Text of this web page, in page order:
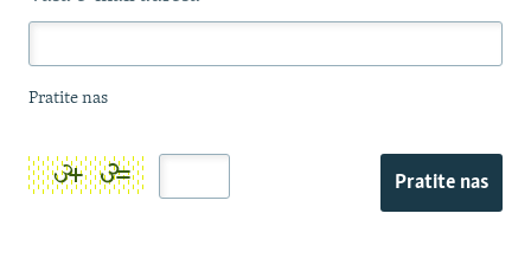
Pratite nas
Pratite nas